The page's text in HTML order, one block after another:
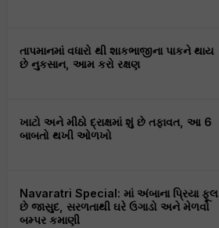
તાપમાનમાં વધારો થી શાકભાજીના પાકને થાય
છે નુકસાન, આમ કરો રક્ષણ
ખાટો અને મીઠો દ્રાક્ષમાં શું છે તફાવત, આ 6
બાબતો થખી ઓળખો
Navaratri Special: માં અંબાના પ્રિયા ફૂલ
છે જાસુદ, સરળતાથી ઘરે ઉગાડો અને મેળવો
બમ્પર કમાણી